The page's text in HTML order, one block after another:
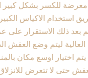
للكسر بشكل كبير
استخدام الاكياس
بعد ذلك الاستقرار
ليتم وضع العفش
اختيار اوسع مكان
حتى لا تتعرض للانزلاق